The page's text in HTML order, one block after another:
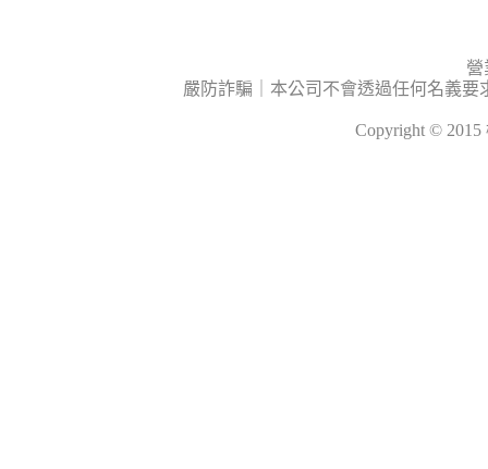
營
嚴防詐騙｜本公司不會透過任何名義
Copyright ©